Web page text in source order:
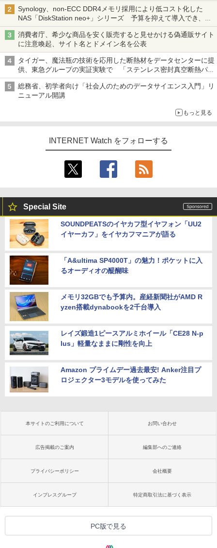
Synology、non-ECC DDR4メモリ採用により低コスト化した
NAS「DiskStation neo+」シリーズ 予算を抑えて導入でき、
ECCメモリへのアップグレードも可能
消費者庁、希少な商品を安く販売すると見せかける偽通販サイト
に注意喚起、サイト名とドメイン名を公表
タイガー、魔法瓶の技術を応用した断熱材をデータセンターに提
供、東急グループの実証実験で 「ステンレス密封真空断熱パネ
ル TIVIP」
総務省、初学者向け「社会人のためのデータサイエンス入門」リ
ニューアル開講
もっと見る
INTERNET Watch をフォローする
Special Site
SOUNDPEATSのイヤカフ型イヤフォン「UU2
イヤーカフ」をイヤカフマニアが語る
「A&ultima SP4000T」の魅力！ポケットに入
るオーディオの醍醐味
メモリ32GBでも予算内。産経新聞社がAMD R
yzen搭載dynabookを2千台導入
レイズ鍛造1ピースアルミホイール「CE28 N-p
lus」軽量なままに剛性を向上
Amazon プライムデー過去最安! Anker注目プ
ロジェクター3モデルを使ってみた
本サイトのご利用について お問い合わせ
広告掲載のご案内 編集部へのご連絡
プライバシーポリシー 会社概要
インプレスグループ 特定商取引法に基づく表示
PC版で見る